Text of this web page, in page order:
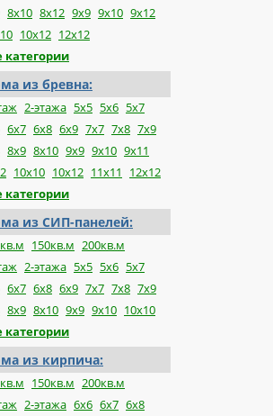
8x10 8x12 9x9 9x10 9x12
10x12 12x12
категории
из бревна:
2-этажа 5x5 5x6 5x7
6x7 6x8 6x9 7x7 7x8 7x9
8x9 8x10 9x9 9x10 9x11
10x10 10x12 11x11
12x12
категории
из СИП-панелей:
150кв.м 200кв.м
2-этажа 5x5 5x6 5x7
6x7 6x8 6x9 7x7 7x8 7x9
8x9 8x10 9x9 9x10 10x10
категории
из кирпича:
150кв.м 200кв.м
2-этажа 6x6 6x7 6x8